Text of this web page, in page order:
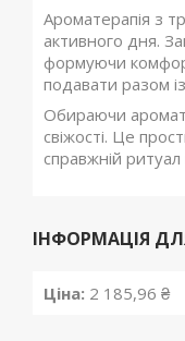
Ароматерапія з
активного дня.
формуючи
подавати разом
Обираючи
свіжості. Це
справжній ритуал
ІНФОРМАЦІЯ
Ціна: 2 185,96 ₴